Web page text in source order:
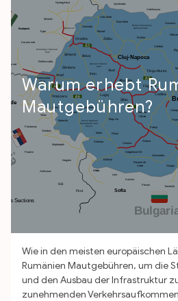
Warum erhebt
Mautgebühren?
Wie in den meisten europäischen
Rumänien Mautgebühren, um die
und den Ausbau der Infrastruktur
zunehmenden